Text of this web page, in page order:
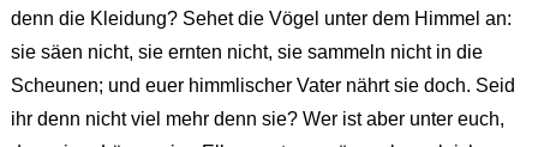
denn die Kleidung? Sehet die Vögel unter dem Himmel an:
sie säen nicht, sie ernten nicht, sie sammeln nicht in die
Scheunen; und euer himmlischer Vater nährt sie doch. Seid
ihr denn nicht viel mehr denn sie? Wer ist aber unter euch,